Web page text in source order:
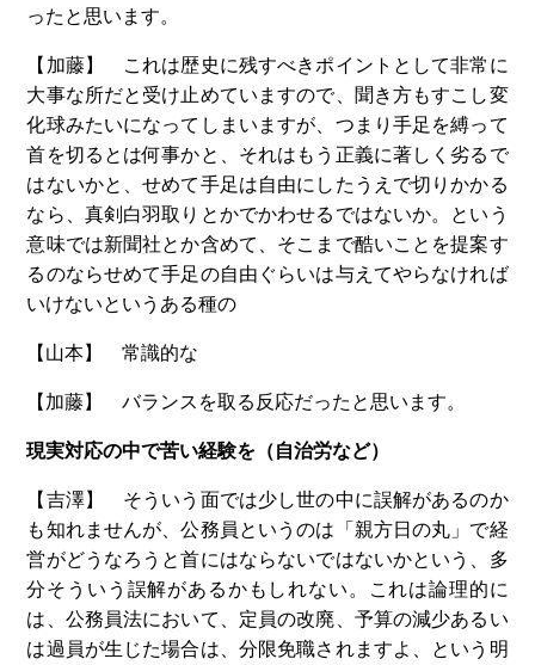
ったと思います。
【加藤】 これは歴史に残すべきポイントとして非常に
大事な所だと受け止めていますので、聞き方もすこし変
化球みたいになってしまいますが、つまり手足を縛って
首を切るとは何事かと、それはもう正義に著しく劣るで
はないかと、せめて手足は自由にしたうえで切りかかる
なら、真剣白羽取りとかでかわせるではないか。という
意味では新聞社とか含めて、そこまで酷いことを提案す
るのならせめて手足の自由ぐらいは与えてやらなければ
いけないというある種の
【山本】 常識的な
【加藤】 バランスを取る反応だったと思います。
現実対応の中で苦い経験を（自治労など）
【吉澤】 そういう面では少し世の中に誤解があるのか
も知れませんが、公務員というのは「親方日の丸」で経
営がどうなろうと首にはならないではないかという、多
分そういう誤解があるかもしれない。これは論理的に
は、公務員法において、定員の改廃、予算の減少あるい
は過員が生じた場合は、分限免職されますよ、という明